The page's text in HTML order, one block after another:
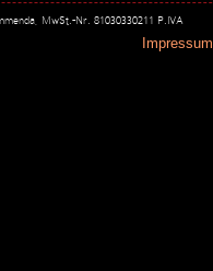
MwSt.-Nr. 81030330211 P.IVA
Impressum